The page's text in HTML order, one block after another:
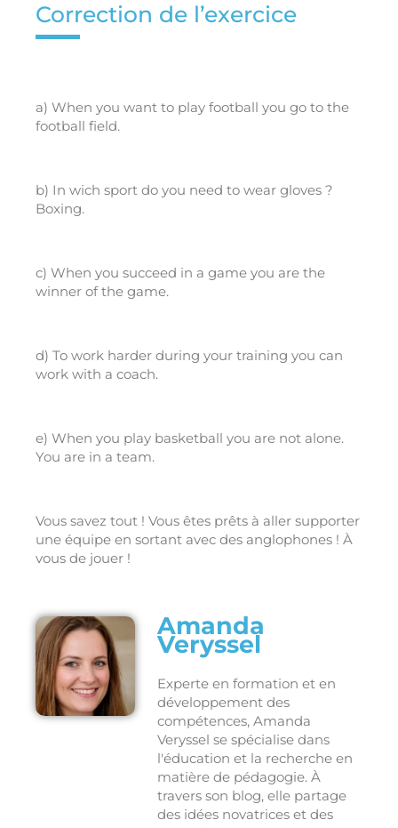
Correction de l’exercice
a) When you want to play football you go to the
football field.
b) In wich sport do you need to wear gloves ?
Boxing.
c) When you succeed in a game you are the
winner of the game.
d) To work harder during your training you can
work with a coach.
e) When you play basketball you are not alone.
You are in a team.
Vous savez tout ! Vous êtes prêts à aller supporter
une équipe en sortant avec des anglophones ! À
vous de jouer !
Amanda
Veryssel
Experte en formation et en
développement des
compétences, Amanda
Veryssel se spécialise dans
l'éducation et la recherche en
matière de pédagogie. À
travers son blog, elle partage
des idées novatrices et des